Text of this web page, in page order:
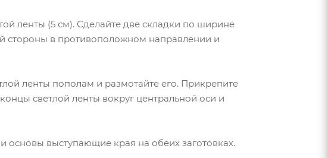
ленты (5 см). Сделайте две складки по ширине
стороны в противоположном направлении и
ленты пополам и размотайте его. Прикрепите
светлой ленты вокруг центральной оси и
выступающие края на обеих заготовках.